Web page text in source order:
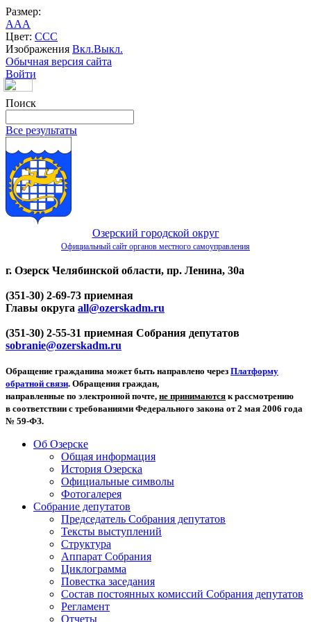
Размер:
AAA
Цвет: CCC
Изображения Вкл.Выкл.
Обычная версия сайта
Войти
Поиск
Все результаты
Озерский городской округ
Официальный сайт органов местного самоуправления
г. Озерск Челябинской области, пр. Ленина, 30а
(351-30) 2-69-73 приемная
Главы округа all@ozerskadm.ru
(351-30) 2-55-31 приемная Собрания депутатов
sobranie@ozerskadm.ru
Обращение гражданина может быть направлено через Платформу
обратной связи. Обращения граждан,
направленные по электронной почте, не принимаются к рассмотрению
в соответствии с требованиями Федерального закона от 2 мая 2006 года
№ 59-ФЗ.
Об Озерске
Общая информация
История Озерска
Официальные символы
Фотогалерея
Собрание депутатов
Председатель Собрания депутатов
Тексты выступлений
Структура
Аппарат Собрания
Циклограмма
Повестка заседания
Состав постоянных комиссий Собрания депутатов
Регламент
Отчеты